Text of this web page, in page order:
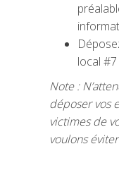
local
Note :
déposer vos
victimes de
voulons